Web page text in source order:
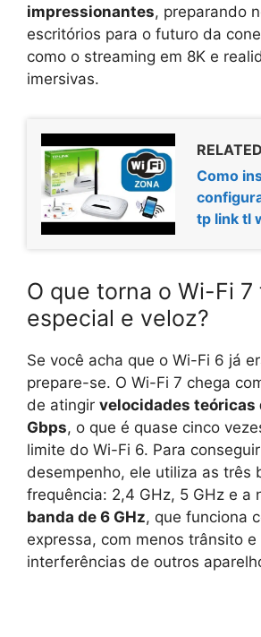
impressionantes, preparando
escritórios para o futuro da
como o streaming em 8K e
imersivas.
Como
tp link tl
O que torna o Wi-Fi 7
especial e veloz?
Se você acha que o Wi-Fi 6 já
prepare-se. O Wi-Fi 7 chega
de atingir velocidades teóricas
Gbps, o que é quase cinco
limite do Wi-Fi 6. Para
desempenho, ele utiliza as três
frequência: 2,4 GHz, 5 GHz e a
banda de 6 GHz, que funciona
expressa, com menos trânsito e
interferências de outros